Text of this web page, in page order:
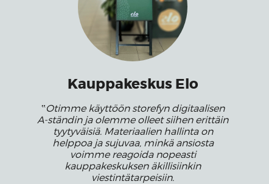
Kauppakeskus Elo
Otimme käyttöön storefyn digitaalisen
A-ständin ja olemme olleet siihen erittäin
tyytyväisiä. Materiaalien hallinta on
helppoa ja sujuvaa, minkä ansiosta
voimme reagoida nopeasti
kauppakeskuksen äkillisiinkin
viestintätarpeisiin.